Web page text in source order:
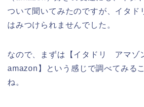
ついて聞いてみたのですが、イタド
はみつけられませんでした。
なので、まずは【イタドリ アマゾ
amazon】という感じで調べてみる
ね。